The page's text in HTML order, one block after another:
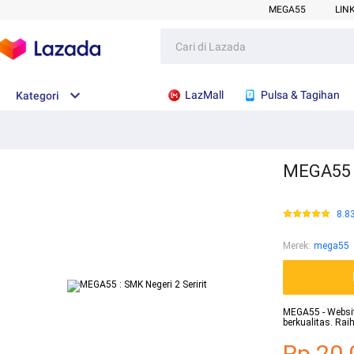
MEGA55
Kategori LazMall Pulsa & Tagihan
Merek: mega55
MEGA55 -
berkualitas.